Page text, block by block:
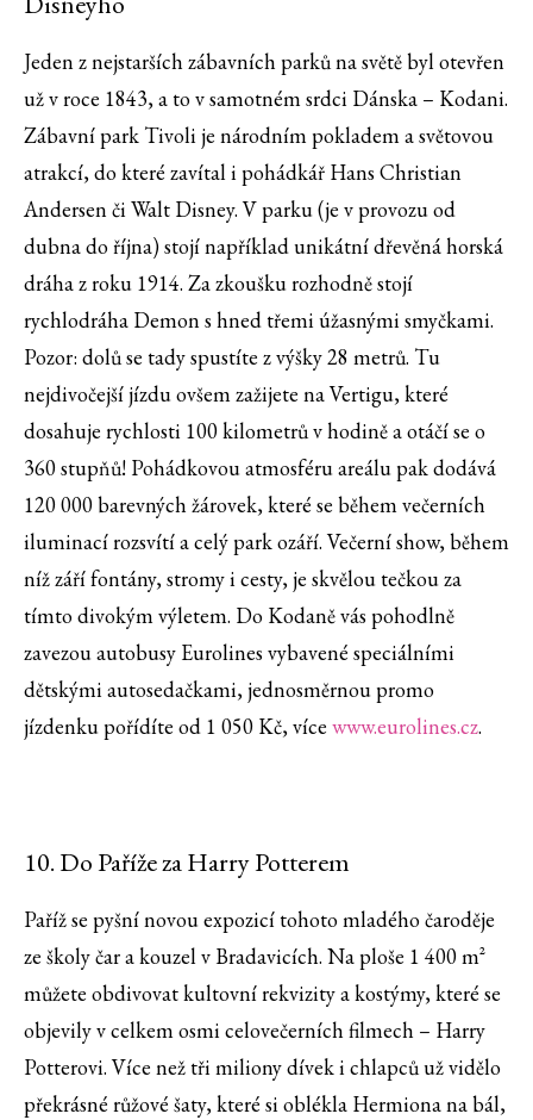
Jeden z nejstarších zábavních parků na světě byl otevřen
už v roce 1843, a to v samotném srdci Dánska – Kodani.
Zábavní park Tivoli je národním pokladem a světovou
atrakcí, do které zavítal i pohádkář Hans Christian
Andersen či Walt Disney. V parku (je v provozu od
dubna do října) stojí například unikátní dřevěná horská
dráha z roku 1914. Za zkoušku rozhodně stojí
rychlodráha Demon s hned třemi úžasnými smyčkami.
Pozor: dolů se tady spustíte z výšky 28 metrů. Tu
nejdivočejší jízdu ovšem zažijete na Vertigu, které
dosahuje rychlosti 100 kilometrů v hodině a otáčí se o
360 stupňů! Pohádkovou atmosféru areálu pak dodává
120 000 barevných žárovek, které se během večerních
iluminací rozsvítí a celý park ozáří. Večerní show, během
níž září fontány, stromy i cesty, je skvělou tečkou za
tímto divokým výletem. Do Kodaně vás pohodlně
zavezou autobusy Eurolines vybavené speciálními
dětskými autosedačkami, jednosměrnou promo
jízdenku pořídíte od 1 050 Kč, více www.eurolines.cz.
10. Do Paříže za Harry Potterem
Paříž se pyšní novou expozicí tohoto mladého čaroděje
ze školy čar a kouzel v Bradavicích. Na ploše 1 400 m²
můžete obdivovat kultovní rekvizity a kostýmy, které se
objevily v celkem osmi celovečerních filmech – Harry
Potterovi. Více než tři miliony dívek i chlapců už vidělo
překrásné růžové šaty, které si oblékla Hermiona na bál,